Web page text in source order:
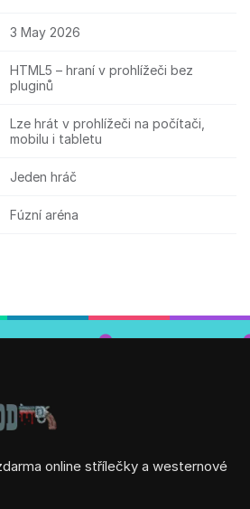
3 May 2026
HTML5 – hraní v prohlížeči bez
pluginů
Lze hrát v prohlížeči na počítači,
mobilu i tabletu
Jeden hráč
Fúzní aréna
online střílečky a westernové